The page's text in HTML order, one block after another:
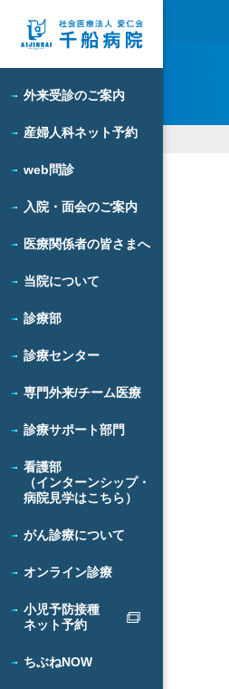
外来受診のご案内
産婦人科ネット予約
web問診
入院・面会のご案内
医療関係者の皆さまへ
当院について
診療部
診療センター
専門外来/チーム医療
診療サポート部門
看護部
（インターンシップ・
病院見学はこちら）
がん診療について
オンライン診療
小児予防接種
ネット予約
ちぶねNOW